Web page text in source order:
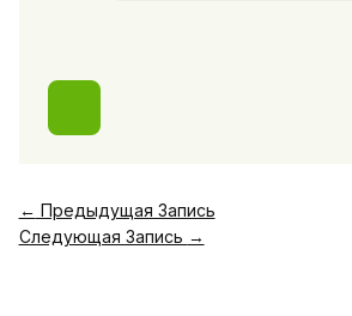
← Предыдущая Запись
Следующая Запись →